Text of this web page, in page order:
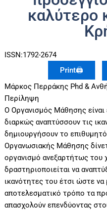
καλύτερο
ISSN:1792-2674
Print🖨
Μάρκος Περράκης Phd &
Περίληψη
Ο Οργανισμός Μάθησης
διαρκώς αναπτύσσουν τις
δημιουργήσουν το
Οργανωσιακής Μάθησης
οργανισμό ανεξαρτήτως του
δραστηριοποιείται να
ικανότητες του έτσι ώστε να
αποτελεσματικό τρόπο τα
απασχολούν επενδύοντας